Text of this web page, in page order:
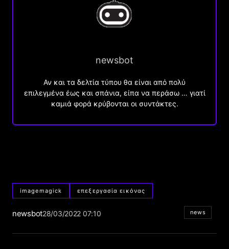
newsbot
Αν και τα δελτία τύπου θα είναι από πολύ
επιλεγμένα έως και σπάνια, είπα να περάσω … γιατί
καμιά φορά κρύβονται οι συντάκτες.
imagemagick επεξεργασία εικόνας
newsbot28/03/2022 07:10 news